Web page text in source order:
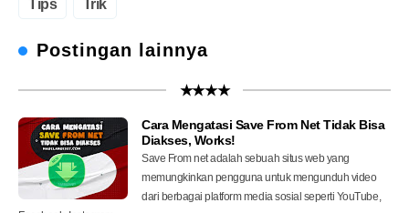
Tips Trik
Postingan lainnya
★★★★
Cara Mengatasi Save From Net Tidak Bisa
Diakses, Works!
Save From net adalah sebuah situs web yang
memungkinkan pengguna untuk mengunduh video
dari berbagai platform media sosial seperti YouTube,